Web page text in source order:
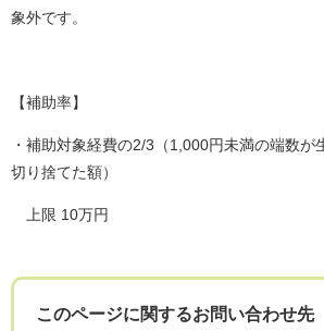
象外です。
【補助率】
・補助対象経費の2/3（1,000円未満の端数が
切り捨てた額）
上限 10万円
このページに関するお問い合わせ先